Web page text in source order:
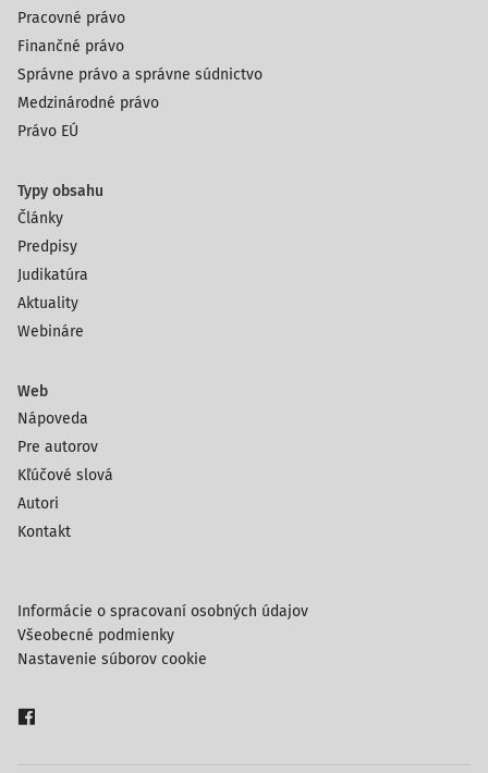
Pracovné právo
Finančné právo
Správne právo a správne súdnictvo
Medzinárodné právo
Právo EÚ
Typy obsahu
Články
Predpisy
Judikatúra
Aktuality
Webináre
Web
Nápoveda
Pre autorov
Kľúčové slová
Autori
Kontakt
Informácie o spracovaní osobných údajov
Všeobecné podmienky
Nastavenie súborov cookie